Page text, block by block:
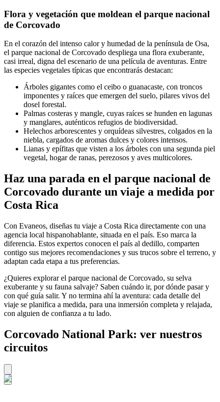
Flora y vegetación que moldean el parque nacional
de Corcovado
En el corazón del intenso calor y humedad de la península de Osa,
el parque nacional de Corcovado despliega una flora exuberante,
casi irreal, digna del escenario de una película de aventuras. Entre
las especies vegetales típicas que encontrarás destacan:
Árboles gigantes como el ceibo o guanacaste, con troncos
imponentes y raíces que emergen del suelo, pilares vivos del
dosel forestal.
Palmas costeras y mangle, cuyas raíces se hunden en lagunas
y manglares, auténticos refugios de biodiversidad.
Helechos arborescentes y orquídeas silvestres, colgados en la
niebla, cargados de aromas dulces y colores intensos.
Lianas y epífitas que visten a los árboles con una segunda piel
vegetal, hogar de ranas, perezosos y aves multicolores.
Haz una parada en el parque nacional de
Corcovado durante un viaje a medida por
Costa Rica
Con Evaneos, diseñas tu viaje a Costa Rica directamente con una
agencia local hispanohablante, situada en el país. Eso marca la
diferencia. Estos expertos conocen el país al dedillo, comparten
contigo sus mejores recomendaciones y sus trucos sobre el terreno, y
adaptan cada etapa a tus preferencias.
¿Quieres explorar el parque nacional de Corcovado, su selva
exuberante y su fauna salvaje? Saben cuándo ir, por dónde pasar y
con qué guía salir. Y no termina ahí la aventura: cada detalle del
viaje se planifica a medida, para una inmersión completa y relajada,
con alguien de confianza a tu lado.
Corcovado National Park: ver nuestros
circuitos